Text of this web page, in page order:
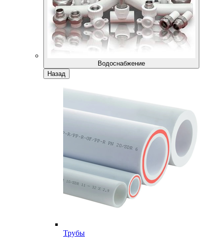
Водоснабжение
Назад
Трубы